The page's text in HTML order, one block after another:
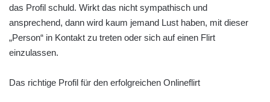
das Profil schuld. Wirkt das nicht sympathisch und
ansprechend, dann wird kaum jemand Lust haben, mit dieser
„Person“ in Kontakt zu treten oder sich auf einen Flirt
einzulassen.
Das richtige Profil für den erfolgreichen Onlineflirt